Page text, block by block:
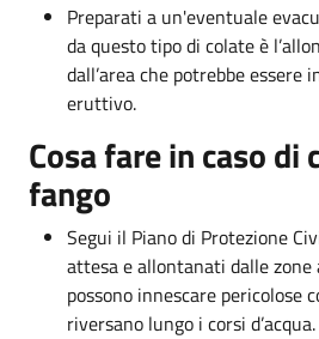
Preparati a un'eventuale
da questo tipo di colate è
dall’area che potrebbe essere
eruttivo.
Cosa fare in caso di
fango
Segui il Piano di Protezione
attesa e allontanati dalle zone
possono innescare pericolose
riversano lungo i corsi d’acqua.